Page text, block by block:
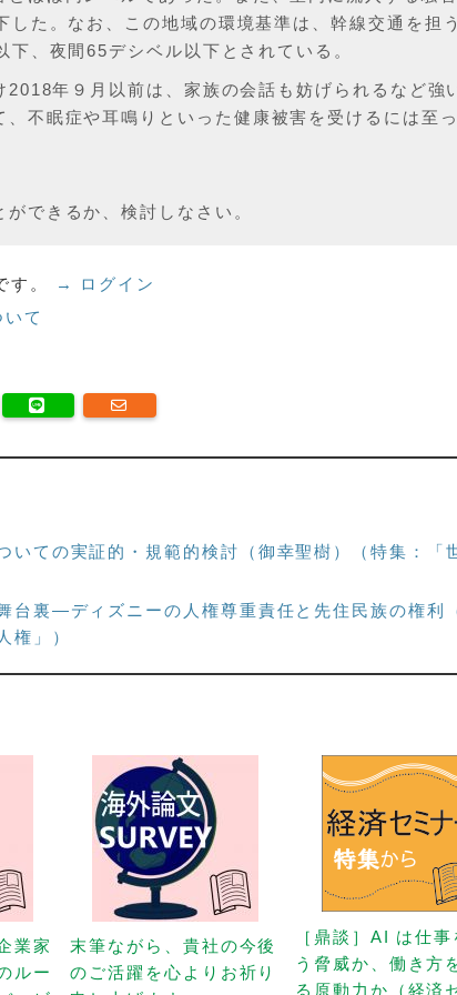
た。なお、この地域の環境基準は、幹線交通を担
、夜間65デシベル以下とされている。
年９月以前は、家族の会話も妨げられるなど強
不眠症や耳鳴りといった健康被害を受けるには至
できるか、検討しなさい。
す。
→ ログイン
て
ての実証的・規範的検討（御幸聖樹）（特集：「
台裏—ディズニーの人権尊重責任と先住民族の権利
権」）
業家
ルー
末筆ながら、貴社の今後
のご活躍を心よりお祈り
［鼎談］AI は仕事
う脅威か、働き方
る原動力か（経済